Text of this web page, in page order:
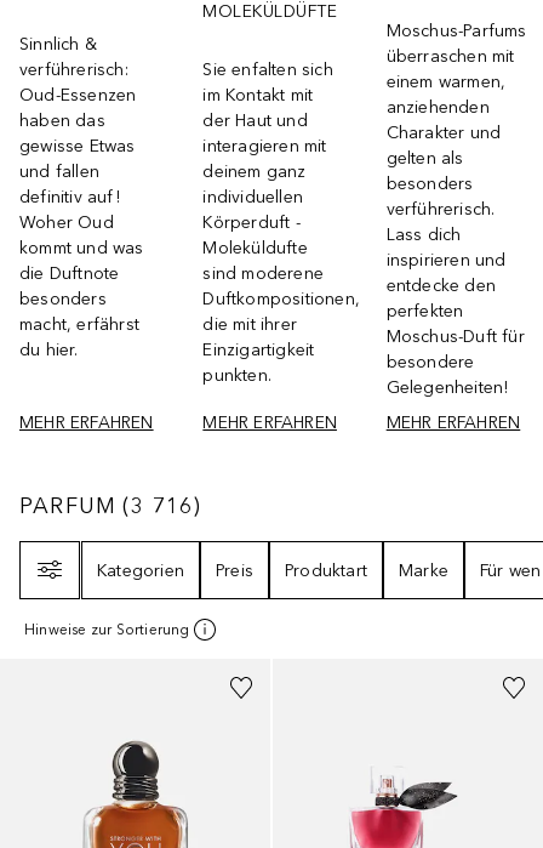
Sinnlich &
verführerisch:
Oud-Essenzen
haben das
gewisse Etwas
und fallen
definitiv auf!
Woher Oud
kommt und was
die Duftnote
besonders
macht, erfährst
du hier.
MEHR ERFAHREN
MOLEKÜLDÜFTE
Sie enfalten sich
im Kontakt mit
der Haut und
interagieren mit
deinem ganz
individuellen
Körperduft -
Moleküldufte
sind moderene
Duftkompositionen,
die mit ihrer
Einzigartigkeit
punkten.
MEHR ERFAHREN
Moschus-Parfums
überraschen mit
einem warmen,
anziehenden
Charakter und
gelten als
besonders
verführerisch.
Lass dich
inspirieren und
entdecke den
perfekten
Moschus-Duft für
besondere
Gelegenheiten!
MEHR ERFAHREN
PARFUM 3716ERGEBNISSE
PARFUM (3 716)
Kategorien
Preis Produktart Marke Für wen
Hinweise zur Sortierung
Gesponsert